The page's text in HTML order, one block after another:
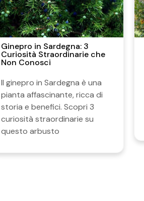
Ginepro in Sardegna: 3
Curiosità Straordinarie che
Non Conosci
Il ginepro in Sardegna è una
pianta affascinante, ricca di
storia e benefici. Scopri 3
curiosità straordinarie su
questo arbusto